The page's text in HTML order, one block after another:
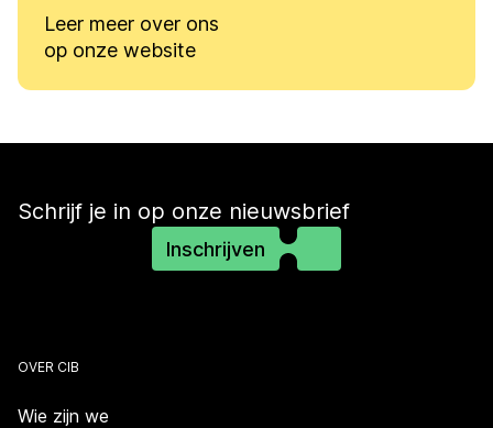
Leer meer over ons
op onze website
Schrijf je in op onze nieuwsbrief
Inschrijven
OVER CIB
Wie zijn we